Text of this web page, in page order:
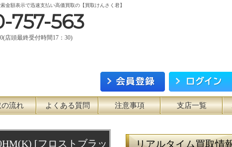
金額表示で迅速支払い高価買取の【買取けんさく君】
757-563
店頭最終受付時間17：30)
の流れ よくある質問 注意事項 支店一覧
[フロストブラッ
リアルタイム買取情